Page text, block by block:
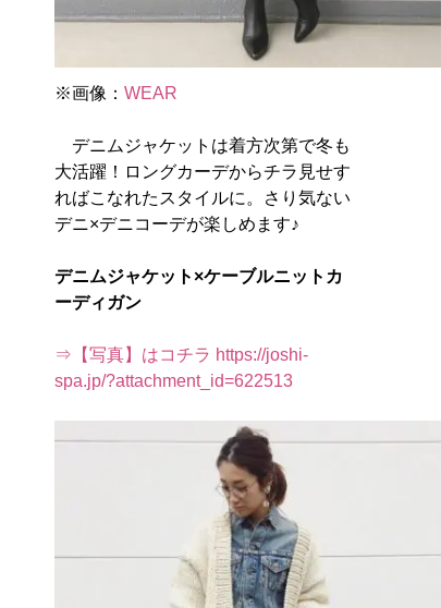
※画像： WEAR
デニムジャケットは着方次第で冬も
大活躍！ロングカーデからチラ見せす
ればこなれたスタイルに。さり気ない
デニ×デニコーデが楽しめます♪
デニムジャケット×ケーブルニットカ
ーディガン
⇒【写真】はコチラ https://joshi-
spa.jp/?attachment_id=622513